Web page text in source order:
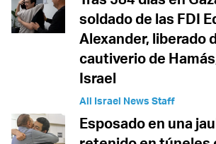
soldado de las FDI
Alexander, liberado
cautiverio de
Israel
All Israel News Staff
Esposado en una